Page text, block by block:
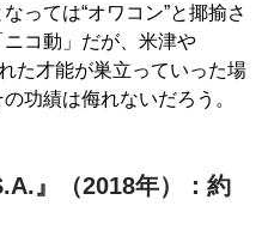
っては“オワコン”と揶揄さ
コ動」だが、米津や
た才能が巣立っていった場
功績は侮れないだろう。
』（2018年）：約